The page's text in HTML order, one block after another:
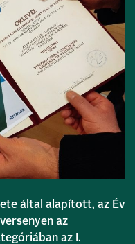
által alapított, az Év
az
az I.